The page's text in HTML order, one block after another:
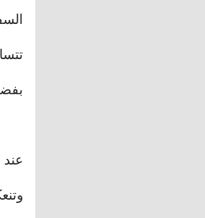
عند